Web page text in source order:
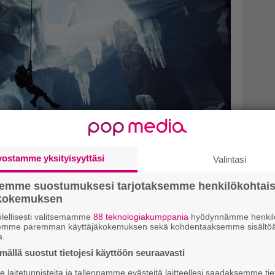
tuleva scifi-seikkailu
esittelee uudella videolla
tuoreella videolla musiikin
yksityisyyttäsi Valintasi
suostumuksesi tarjotaksemme
valitsemamme 88 teknologiakumppania hyödynnämme
paremman käyttäjäkokemuksen sekä kohdentaaksemme
suostut tietojesi käyttöön seuraavasti
laitetunnisteita ja tallennamme evästeitä laitteellesi saadaksemme